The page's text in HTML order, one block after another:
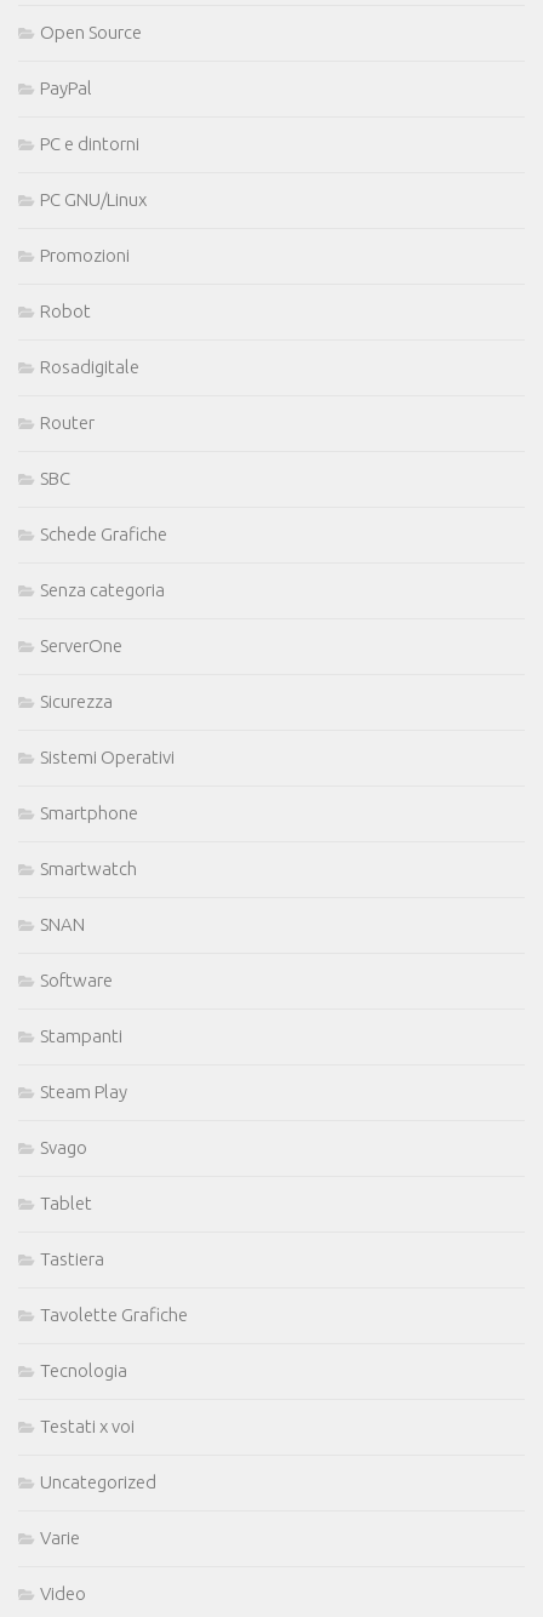
Open Source
PayPal
PC e dintorni
PC GNU/Linux
Promozioni
Robot
Rosadigitale
Router
SBC
Schede Grafiche
Senza categoria
ServerOne
Sicurezza
Sistemi Operativi
Smartphone
Smartwatch
SNAN
Software
Stampanti
Steam Play
Svago
Tablet
Tastiera
Tavolette Grafiche
Tecnologia
Testati x voi
Uncategorized
Varie
Video